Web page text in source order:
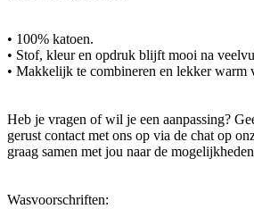
• 100% katoen.
• Stof, kleur en opdruk blijft mooi na
• Makkelijk te combineren en lekker warm
Heb je vragen of wil je een aanpassing?
gerust contact met ons op via de chat op
graag samen met jou naar de
Wasvoorschriften: